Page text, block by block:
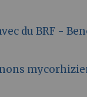
du BRF -